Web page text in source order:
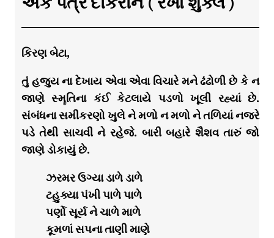
કિરણ બેટા,
તું હજુય ના દેખાય એવા એવા વિચારે મને ઢંઢોળી છે કે ન
જાણે સ્મૄતિના કંઈ કેટલાયે પડળો ખૂલી રહ્યાં છે.
સંબંધના સમીકરણો ખુલે ને મળો ન મળો ને તળિયાં નજરે
પડે તેથી સાચવી ને રહેજે. બારી બહારે શૈશવ તારું જો
જાણે ડોકાયું છે.
ઝરમર ઉગ્યા ડાળે ડાળે
ટહુક્યા પંખી પાળે પાળે
પર્ણો સૂર્ય ને ચાળે માળે
કૂમળાં સપના તાણી માણે